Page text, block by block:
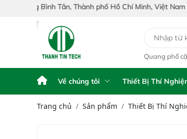
Tân, Thành phố Hồ Chí Minh, Việt Nam
Phân Tích Điện
Máy phân tích NIR
Quang phổ
Về chúng tôi Thiết Bị Thí
Trang chủ Sản phẩm Thiết Bị Thí